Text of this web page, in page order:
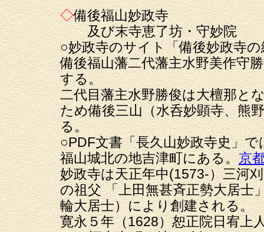
◇備後福山妙政寺
及び末寺恵了坊・守妙院
○妙政寺のサイト「備後妙政寺
備後福山藩二代藩主水野美作守
する。
二代目藩主水野勝俊は大檀那と
ため備後三山（水呑妙顕寺、熊
る。
○PDF文書「長久山妙政寺史」
福山城北の地吉津町にある。京
妙政寺は天正年中(1573-）三河
の祖父 「上田無甚斉正勢大居士
輪大居士）により創建される。
寛永５年（1628）恕正院日宥上